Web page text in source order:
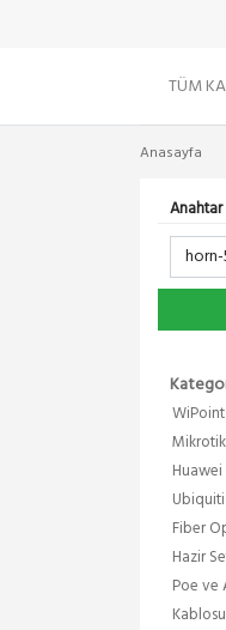
TÜM
Anasayfa
Fiber
Hazir
Poe ve